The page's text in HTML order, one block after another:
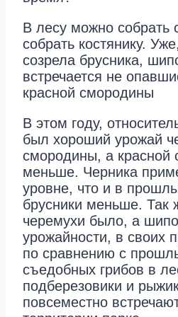
В лесу можно собрать
собрать костянику.
созрела брусника,
встречается не
красной смородины
В этом году,
был хороший урожай
смородины, а
меньше. Черника
уровне, что и в
брусники меньше. Так
черемухи было, а
урожайности, в своих
по сравнению с
съедобных грибов в
подберезовики и
повсеместно